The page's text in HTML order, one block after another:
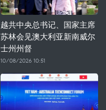
越共中央总书记、国家主席
苏林会见澳大利亚新南威尔
士州州督
10/08/2026 10:51